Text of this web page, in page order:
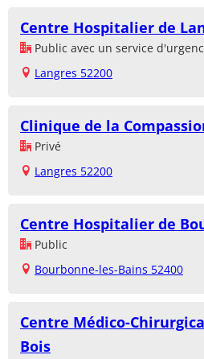
Centre Hospitalier de
Public avec un service
Langres 52200
Clinique de la
Privé
Langres 52200
Centre Hospitalier de
Public
Bourbonne-les-Bains 52400
Centre Médico-
Bois